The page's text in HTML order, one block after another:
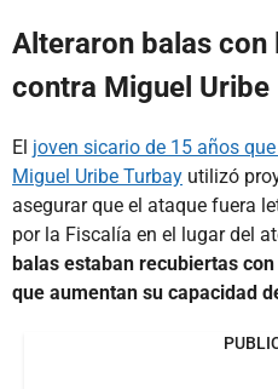
Alteraron balas con
contra Miguel Uribe
El joven sicario de 15 años
Miguel Uribe Turbay utilizó
asegurar que el ataque fuera
por la Fiscalía en el lugar del
balas estaban recubiertas
que aumentan su capacidad